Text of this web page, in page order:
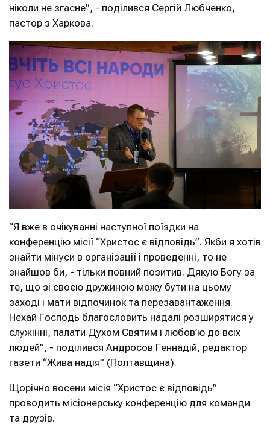
ніколи не згасне”, - поділився Сергій Любченко,
пастор з Харкова.
“Я вже в очікуванні наступної поїздки на
конференцію місії “Христос є відповідь”. Якби я хотів
знайти мінуси в організації і проведенні, то не
знайшов би, - тільки повний позитив. Дякую Богу за
те, що зі своєю дружиною можу бути на цьому
заході і мати відпочинок та перезавантаження.
Нехай Господь благословить надалі розширятися у
служінні, палати Духом Святим і любов’ю до всіх
людей”, - поділився Андросов Геннадій, редактор
газети “Жива надія” (Полтавщина).
Щорічно восени місія “Христос є відповідь”
проводить місіонерську конференцію для команди
та друзів.